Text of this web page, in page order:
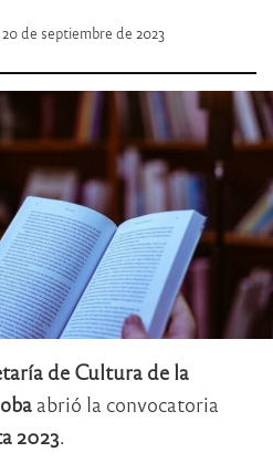
20 de septiembre de 2023
de Cultura de la
abrió la convocatoria
2023.